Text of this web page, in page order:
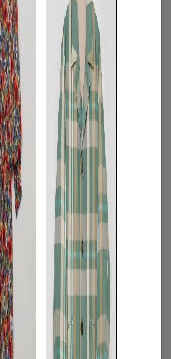
特集 /
【夏に映える別注ワンピース】ディウ
カ・レリル・アローブの特別なドレスが
登場！
2026.07.23